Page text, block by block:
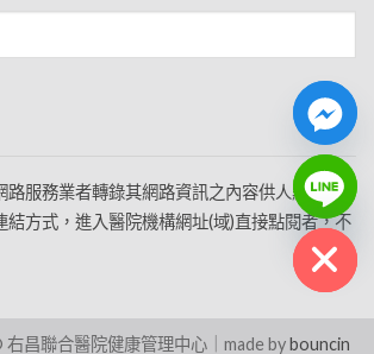
路服務業者轉錄其網路資訊之內容供人點閱。
結方式，進入醫院機構網址(域)直接點閱者，不
昌聯合醫院健康管理中心｜made bybouncin
HIDE
CHATY